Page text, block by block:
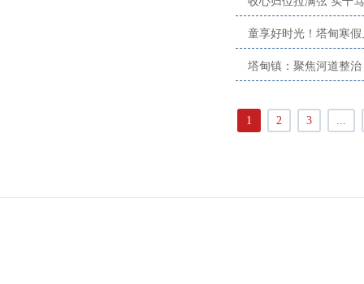
童享好时光！塔甸寒
塔甸镇：聚焦河道整
1 2 3 ...